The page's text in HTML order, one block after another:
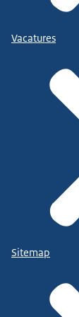
Vacatures
Sitemap